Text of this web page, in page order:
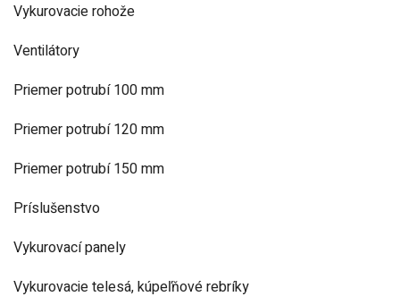
Vykurovacie rohože
Ventilátory
Priemer potrubí 100 mm
Priemer potrubí 120 mm
Priemer potrubí 150 mm
Príslušenstvo
Vykurovací panely
Vykurovacie telesá, kúpeľňové rebríky